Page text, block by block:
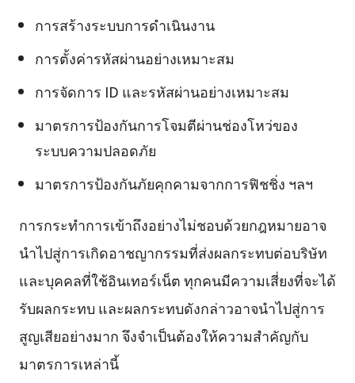
การสร้างระบบการดำเนินงาน
การตั้งค่ารหัสผ่านอย่างเหมาะสม
การจัดการ ID และรหัสผ่านอย่างเหมาะสม
มาตรการป้องกันการโจมตีผ่านช่องโหว่ของ
ระบบความปลอดภัย
มาตรการป้องกันภัยคุกคามจากการฟิชชิ่ง ฯลฯ
การกระทำการเข้าถึงอย่างไม่ชอบด้วยกฎหมายอาจ
นำไปสู่การเกิดอาชญากรรมที่ส่งผลกระทบต่อบริษัท
และบุคคลที่ใช้อินเทอร์เน็ต ทุกคนมีความเสี่ยงที่จะได้
รับผลกระทบ และผลกระทบดังกล่าวอาจนำไปสู่การ
สูญเสียอย่างมาก จึงจำเป็นต้องให้ความสำคัญกับ
มาตรการเหล่านี้